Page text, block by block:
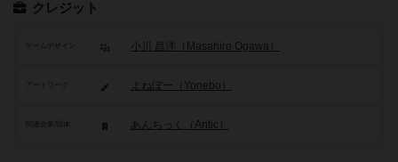
クレジット
ゲームデザイン 小川 昌洋（Masahiro Ogawa）
アートワーク よねぼー（Yonebo）
あんちっく（Antic）